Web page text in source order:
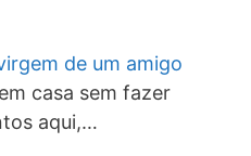
de um amigo
casa sem fazer
aqui,…